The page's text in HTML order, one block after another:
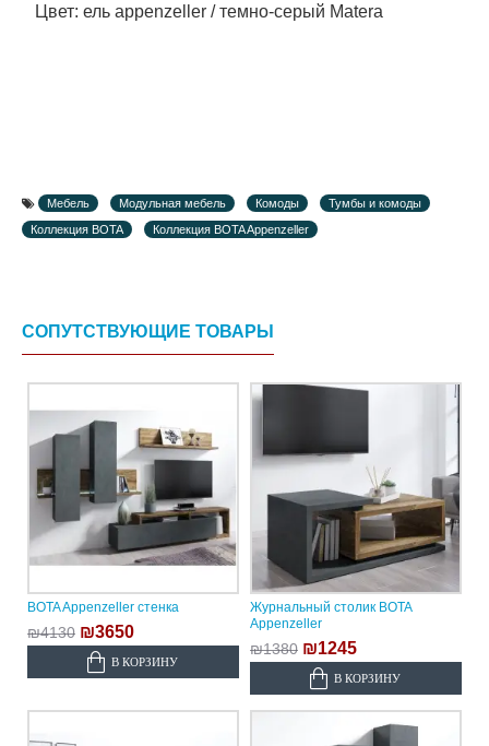
Цвет: ель appenzeller / темно-серый Matera
Мебель Модульная мебель Комоды
Тумбы и комоды
Коллекция BOTA
Коллекция BOTA Appenzeller
СОПУТСТВУЮЩИЕ ТОВАРЫ
BOTA Appenzeller стенка
₪4130 ₪3650
В КОРЗИНУ
Журнальный столик BOTA
Appenzeller
₪1380 ₪1245
В КОРЗИНУ